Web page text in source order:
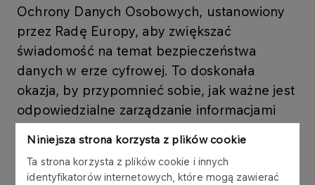
Niniejsza strona korzysta z plików cookie
Ta strona korzysta z plików cookie i innych
identyfikatorów internetowych, które mogą zawierać
Ochrony Danych Osobowych, ustanowiony
przez Radę Europy, aby zwiększać
świadomość na temat bezpieczeństwa
danych w erze cyfrowej. To doskonała
okazja, by przypomnieć sobie, jak ważne jest
odpowiedzialne zarządzanie informacjami
zawodowym.